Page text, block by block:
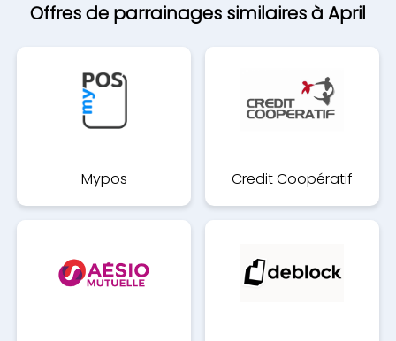
Offres de parrainages similaires à April
Mypos Credit Coopératif